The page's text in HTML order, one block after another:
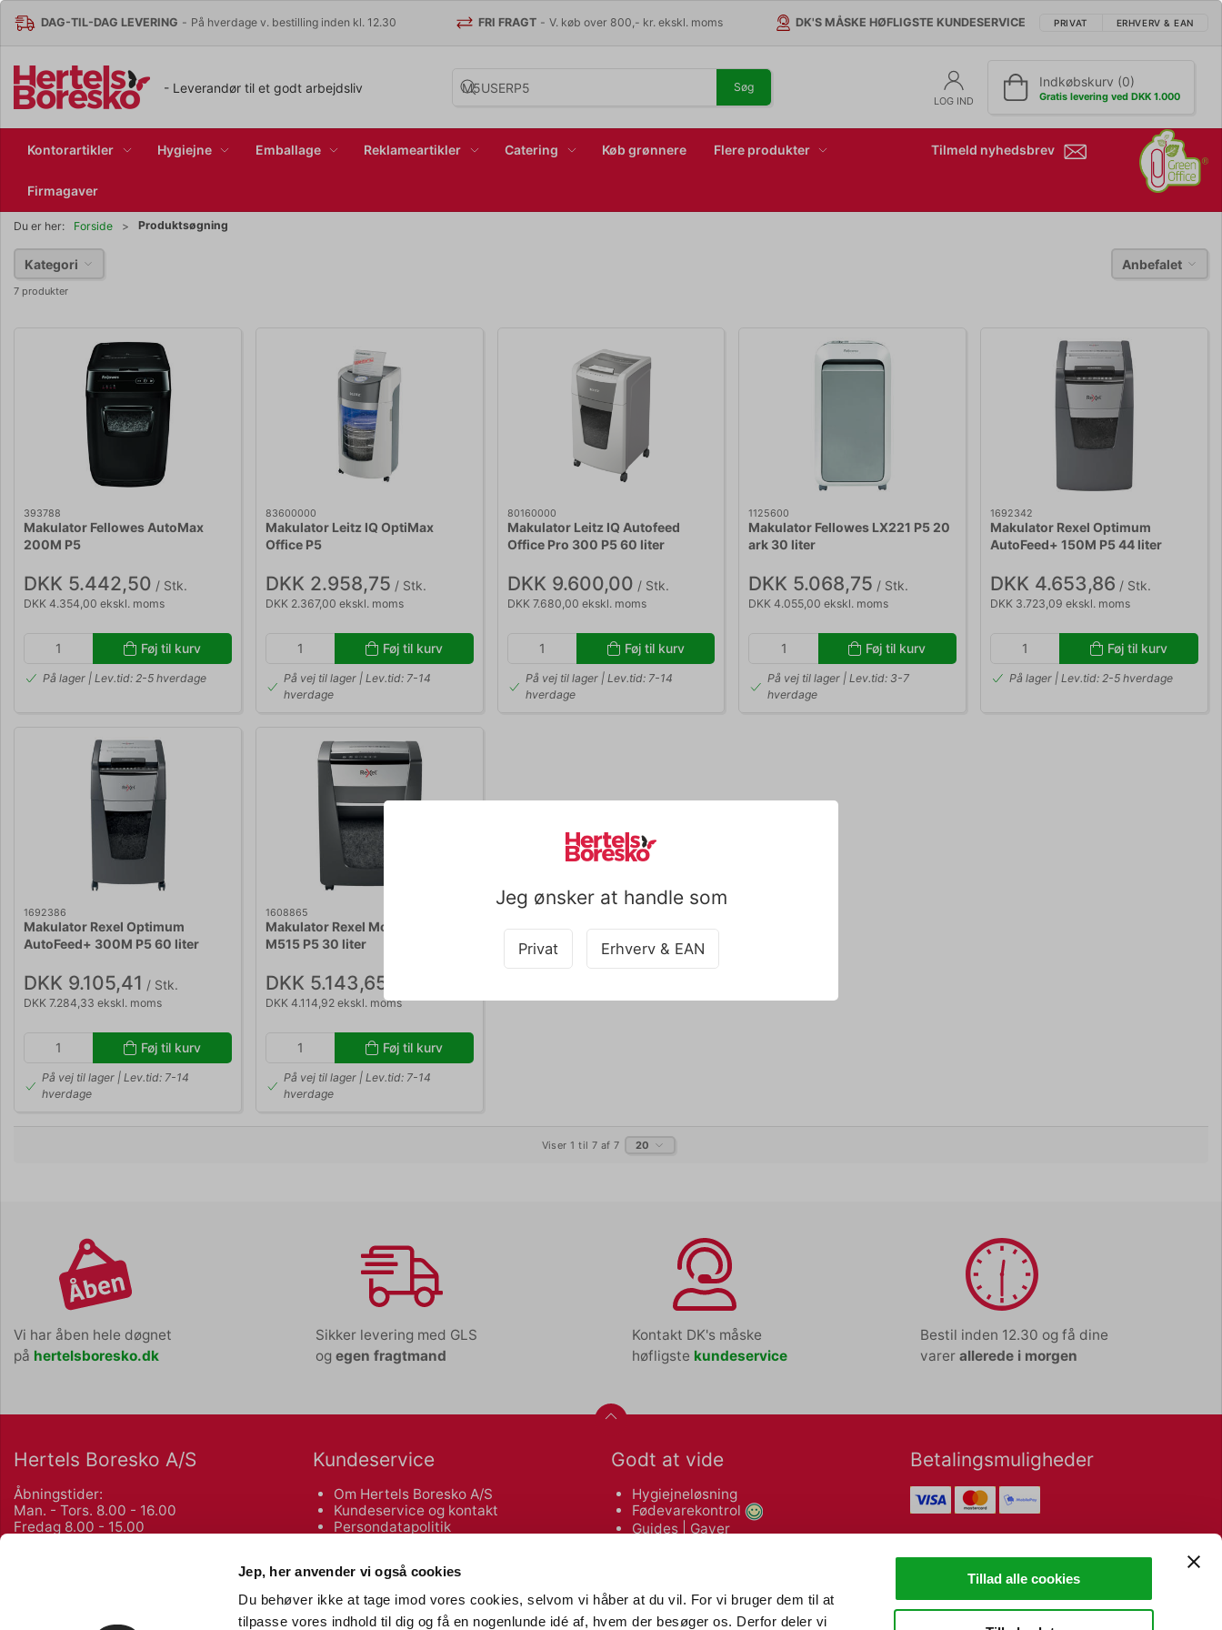
Jep, her anvender vi også cookies
Du behøver ikke at tage imod vores cookies, selvom vi håber at du vil. For vi bruger dem til at
tilpasse vores indhold til dig og få en nogenlunde idé af, hvem der besøger os. Derfor deler vi
Tillad alle cookies
DAG-TIL-DAG LEVERING - På hverdage v. bestilling inden kl. 12.30 FRI FRAGT -V. køb over 800,- kr. ekskl. moms DK'S MÅSKE HØFLIGSTE KUNDESERVICE PRIVAT ERHVERV & EAN
- Leverandør til et godt arbejdsliv Søg
LOG IND
Indkøbskurv (0)
Gratis levering ved DKK 1.000
Kontorartikler Hygiejne Emballage Reklameartikler Catering Køb grønnere Flere produkter
Firmagaver
Tilmeld nyhedsbrev
Du er her: Forside Produktsøgning
Jeg ønsker at handle som
Privat Erhverv & EAN
Kategori Anbefalet
7 produkter
393788
Makulator Fellowes AutoMax
200M P5
DKK 5.442,50 / Stk.
DKK 4.354,00 ekskl. moms
Føj til kurv
På lager | Lev.tid: 2-5 hverdage
83600000
Makulator Leitz IQ OptiMax
Office P5
DKK 2.958,75 / Stk.
DKK 2.367,00 ekskl. moms
Føj til kurv
På vej til lager | Lev.tid: 7-14
hverdage
80160000
Makulator Leitz IQ Autofeed
Office Pro 300 P5 60 liter
DKK 9.600,00 / Stk.
DKK 7.680,00 ekskl. moms
Føj til kurv
På vej til lager | Lev.tid: 7-14
hverdage
1125600
Makulator Fellowes LX221 P5 20
ark 30 liter
DKK 5.068,75 / Stk.
DKK 4.055,00 ekskl. moms
Føj til kurv
På vej til lager | Lev.tid: 3-7
hverdage
1692342
Makulator Rexel Optimum
AutoFeed+ 150M P5 44 liter
DKK 4.653,86 / Stk.
DKK 3.723,09 ekskl. moms
Føj til kurv
På lager | Lev.tid: 2-5 hverdage
1692386
Makulator Rexel Optimum
AutoFeed+ 300M P5 60 liter
DKK 9.105,41 / Stk.
DKK 7.284,33 ekskl. moms
Føj til kurv
På vej til lager | Lev.tid: 7-14
hverdage
1608865
Makulator Rexel Momentum
M515 P5 30 liter
DKK 5.143,65
DKK 4.114,92 ekskl. moms
Føj til kurv
På vej til lager | Lev.tid: 7-14
hverdage
Viser 1 til 7 af 7 20
Vi har åben hele døgnet
på hertelsboresko.dk
Sikker levering med GLS
ogegen fragtmand
Kontakt DK's måske
høfligste kundeservice
Bestil inden 12.30 og få dine
varer allerede i morgen
Hertels Boresko A/S
Åbningstider:
Man. - Tors. 8.00 - 16.00
Fredag 8.00 - 15.00
Kundeservice
Om Hertels Boresko A/S
Kundeservice og kontakt
Persondatapolitik
Bliv kunde
Godt at vide
Hygiejneløsning
Fødevarekontrol
Guides
Gaver
Nyttige links
Betalingsmuligheder
Nyhedsbrev